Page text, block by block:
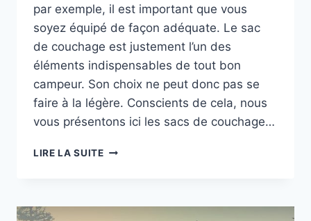
par exemple, il est important que vous
soyez équipé de façon adéquate. Le sac
de couchage est justement l’un des
éléments indispensables de tout bon
campeur. Son choix ne peut donc pas se
faire à la légère. Conscients de cela, nous
vous présentons ici les sacs de couchage…
LIRE LA SUITESAC
PROTECTION